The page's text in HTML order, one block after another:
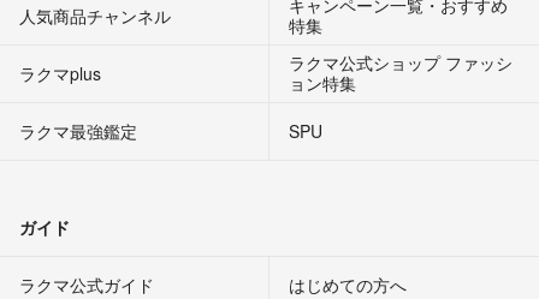
人気商品チャンネル
特集
ラクマplus
ラクマ公式ショップ ファッシ
ョン特集
ラクマ最強鑑定
SPU
ガイド
ラクマ公式ガイド はじめての方へ